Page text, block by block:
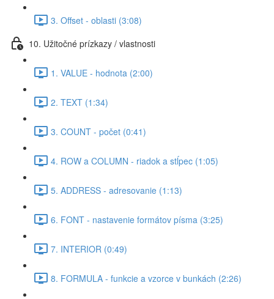
3. Offset - oblasti (3:08)
10. Užitočné prízkazy / vlastnosti
1. VALUE - hodnota (2:00)
2. TEXT (1:34)
3. COUNT - počet (0:41)
4. ROW a COLUMN - riadok a stĺpec (1:05)
5. ADDRESS - adresovanie (1:13)
6. FONT - nastavenie formátov písma (3:25)
7. INTERIOR (0:49)
8. FORMULA - funkcie a vzorce v bunkách (2:26)